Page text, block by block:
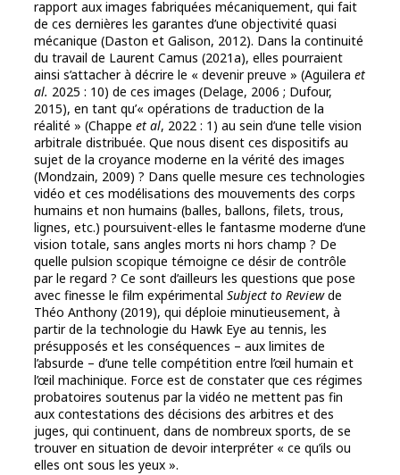
rapport aux images fabriquées mécaniquement, qui fait
de ces dernières les garantes d’une objectivité quasi
mécanique (Daston et Galison, 2012). Dans la continuité
du travail de Laurent Camus (2021a), elles pourraient
ainsi s’attacher à décrire le « devenir preuve » (Aguilera et
al. 2025 : 10) de ces images (Delage, 2006 ; Dufour,
2015), en tant qu’« opérations de traduction de la
réalité » (Chappe et al, 2022 : 1) au sein d’une telle vision
arbitrale distribuée. Que nous disent ces dispositifs au
sujet de la croyance moderne en la vérité des images
(Mondzain, 2009) ? Dans quelle mesure ces technologies
vidéo et ces modélisations des mouvements des corps
humains et non humains (balles, ballons, filets, trous,
lignes, etc.) poursuivent-elles le fantasme moderne d’une
vision totale, sans angles morts ni hors champ ? De
quelle pulsion scopique témoigne ce désir de contrôle
par le regard ? Ce sont d’ailleurs les questions que pose
avec finesse le film expérimental Subject to Reviewde
Théo Anthony (2019), qui déploie minutieusement, à
partir de la technologie du Hawk Eye au tennis, les
présupposés et les conséquences – aux limites de
l’absurde – d’une telle compétition entre l’œil humain et
l’œil machinique. Force est de constater que ces régimes
probatoires soutenus par la vidéo ne mettent pas fin
aux contestations des décisions des arbitres et des
juges, qui continuent, dans de nombreux sports, de se
trouver en situation de devoir interpréter « ce qu’ils ou
elles ont sous les yeux ».